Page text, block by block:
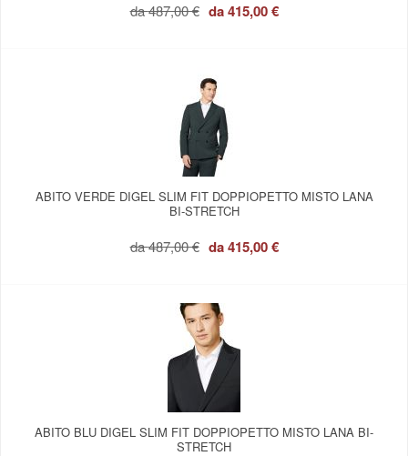
da487,00 € da415,00 €
ABITO VERDE DIGEL SLIM FIT DOPPIOPETTO MISTO LANA
BI-STRETCH
da487,00 € da415,00 €
ABITO BLU DIGEL SLIM FIT DOPPIOPETTO MISTO LANA BI-
STRETCH